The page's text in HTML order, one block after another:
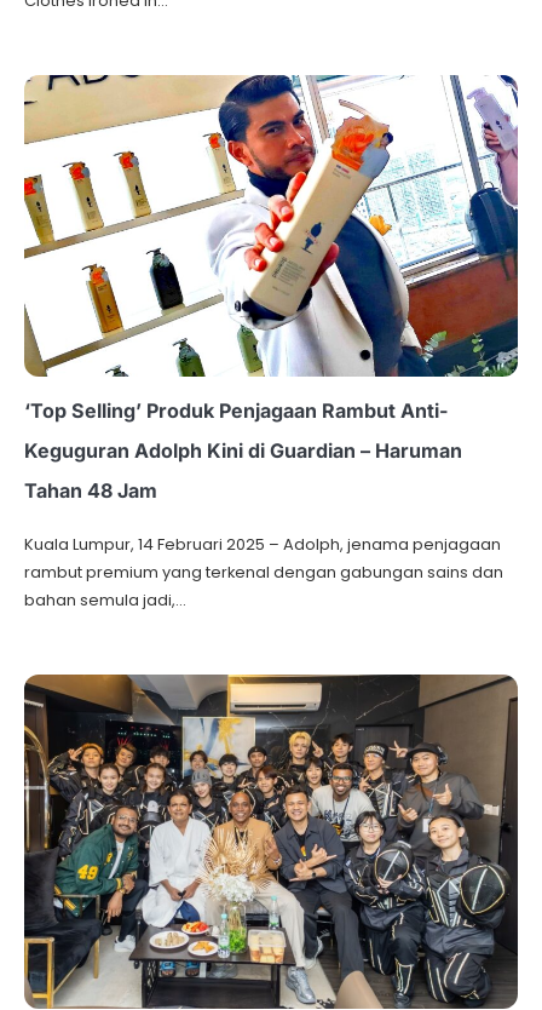
‘Top Selling’ Produk Penjagaan Rambut Anti-
Keguguran Adolph Kini di Guardian – Haruman
Tahan 48 Jam
Kuala Lumpur, 14 Februari 2025 – Adolph, jenama penjagaan
rambut premium yang terkenal dengan gabungan sains dan
bahan semula jadi,…